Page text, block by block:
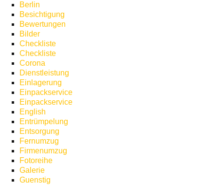
Berlin
Besichtigung
Bewertungen
Bilder
Checkliste
Checkliste
Corona
Dienstleistung
Einlagerung
Einpackservice
Einpackservice
English
Entrümpelung
Entsorgung
Fernumzug
Firmenumzug
Fotoreihe
Galerie
Guenstig